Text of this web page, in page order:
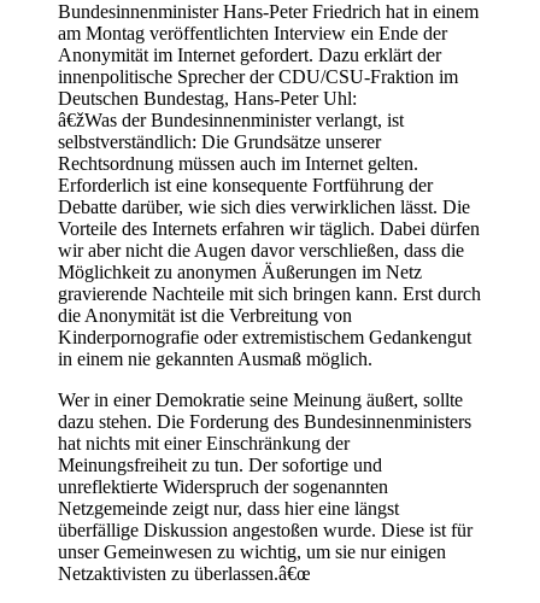
Bundesinnenminister Hans-Peter Friedrich hat in einem
am Montag veröffentlichten Interview ein Ende der
Anonymität im Internet gefordert. Dazu erklärt der
innenpolitische Sprecher der CDU/CSU-Fraktion im
Deutschen Bundestag, Hans-Peter Uhl:
â€žWas der Bundesinnenminister verlangt, ist
selbstverständlich: Die Grundsätze unserer
Rechtsordnung müssen auch im Internet gelten.
Erforderlich ist eine konsequente Fortführung der
Debatte darüber, wie sich dies verwirklichen lässt. Die
Vorteile des Internets erfahren wir täglich. Dabei dürfen
wir aber nicht die Augen davor verschließen, dass die
Möglichkeit zu anonymen Äußerungen im Netz
gravierende Nachteile mit sich bringen kann. Erst durch
die Anonymität ist die Verbreitung von
Kinderpornografie oder extremistischem Gedankengut
in einem nie gekannten Ausmaß möglich.
Wer in einer Demokratie seine Meinung äußert, sollte
dazu stehen. Die Forderung des Bundesinnenministers
hat nichts mit einer Einschränkung der
Meinungsfreiheit zu tun. Der sofortige und
unreflektierte Widerspruch der sogenannten
Netzgemeinde zeigt nur, dass hier eine längst
überfällige Diskussion angestoßen wurde. Diese ist für
unser Gemeinwesen zu wichtig, um sie nur einigen
Netzaktivisten zu überlassen.â€œ